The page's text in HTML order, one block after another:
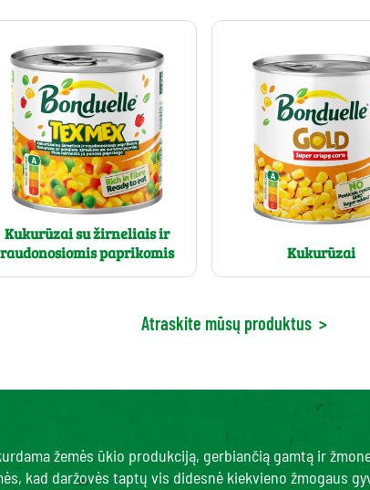
Kukurūzai su žirneliais ir
raudonosiomis paprikomis
Kukurūzai
Atraskite mūsų produktus >
žemės ūkio produkciją, gerbiančią gamtą ir
kad daržovės taptų vis didesnė kiekvieno žmogaus